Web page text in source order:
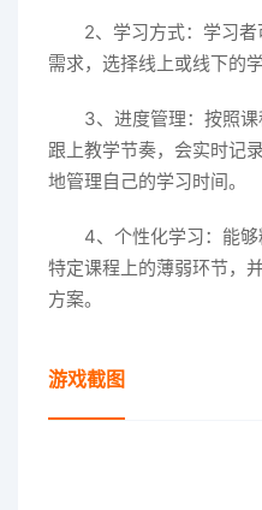
2、学习方式：学习
需求，选择线上或线下的学
3、进度管理：按照
跟上教学节奏，会实时记
地管理自己的学习时间。
4、个性化学习：能
特定课程上的薄弱环节，
方案。
游戏截图